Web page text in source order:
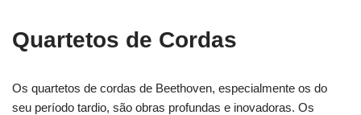
Quartetos de Cordas
Os quartetos de cordas de Beethoven, especialmente os do
seu período tardio, são obras profundas e inovadoras. Os